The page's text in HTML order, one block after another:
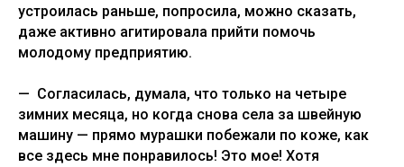
устроилась раньше, попросила, можно сказать,
даже активно агитировала прийти помочь
молодому предприятию.
— Согласилась, думала, что только на четыре
зимних месяца, но когда снова села за швейную
машину — прямо мурашки побежали по коже, как
все здесь мне понравилось! Это мое! Хотя